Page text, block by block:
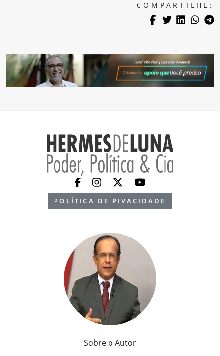
COMPARTILHE:
POLÍTICA DE PIVACIDADE
Sobre o Autor